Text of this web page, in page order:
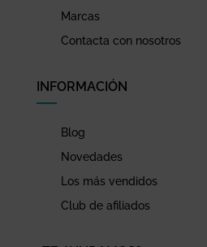
Marcas
Contacta con nosotros
INFORMACIÓN
Blog
Novedades
Los más vendidos
Club de afiliados